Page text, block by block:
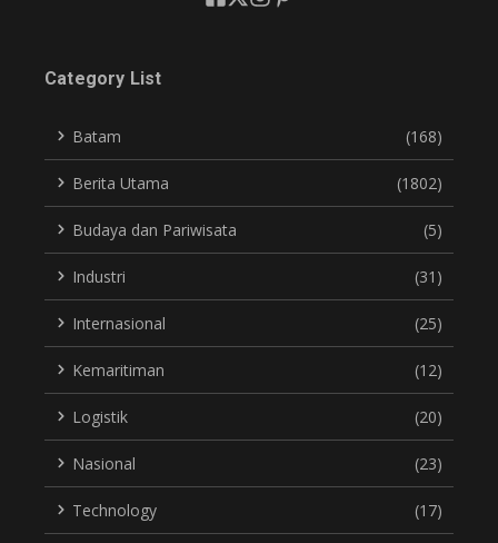
Category List
Batam (168)
Berita Utama (1802)
Budaya dan Pariwisata (5)
Industri (31)
Internasional (25)
Kemaritiman (12)
Logistik (20)
Nasional (23)
Technology (17)